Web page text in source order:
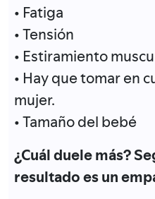
• Fatiga
• Tensión
• Estiramiento
• Hay que tomar en
mujer.
• Tamaño del bebé
¿Cuál duele más?
resultado es un